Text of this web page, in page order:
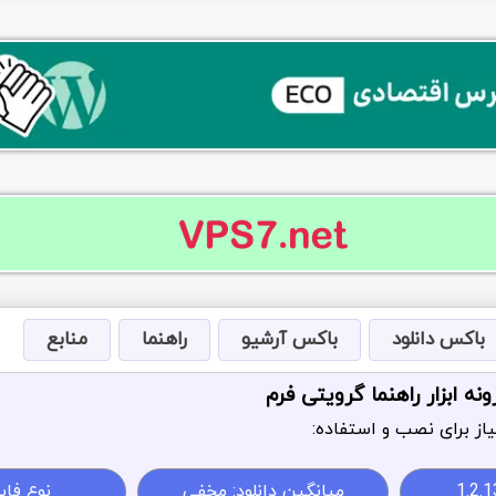
باکس دانلود باکس آرشیو راهنما منابع
ابزار راهنما گرویتی فرم
برای نصب و استفاده: